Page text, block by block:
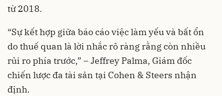
từ 2018.
“Sự kết hợp giữa báo cáo việc làm yếu và bất ổn
do thuế quan là lời nhắc rõ ràng rằng còn nhiều
rủi ro phía trước,” – Jeffrey Palma, Giám đốc
chiến lược đa tài sản tại Cohen & Steers nhận
định.